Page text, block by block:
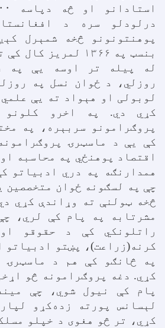
درلودلو سره د
پوهنتونونو څخه شمېرل
بنسټ په ۱۳۶۶ لمریز
له پيله تر اوسه یې په
روزلي، د ځوان نسل په
لوبولی او هېواد ته يې
کړي دي. په اخرو
پروګرامونو سربېره، په
کې يې د ماسټرۍ
اقتصاد پوهنځي په محاسبه
همدارنګه په دري ادبیاتو
چې په لسګونه ځوان متخصصین
څخه ټولنې ته وړاندې کړي
مشرتابه په پام کې لري،
راتلونکي کې د حقوقو
کرنه(زراعت)، پښتو ادبیاتو
په څانګو کې هم د ماسټرۍ
کړي. دغه پروګرامونه څو
پام کې نیول شوي، چې
لېسانس پورته زده‌کړو
کړي، تر څو هغوی د خپلو